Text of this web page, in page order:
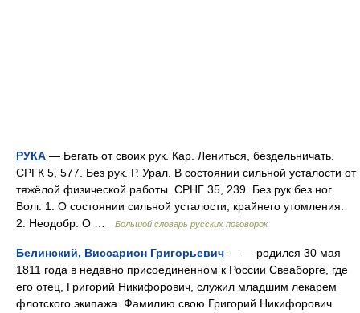
РУКА — Бегать от своих рук. Кар. Лениться, бездельничать.
СРГК 5, 577. Без рук. Р. Урал. В состоянии сильной усталости от
тяжёлой физической работы. СРНГ 35, 239. Без рук без ног.
Волг. 1. О состоянии сильной усталости, крайнего утомления.
2. Неодобр. О …
Большой словарь русских поговорок
Белинский, Виссарион Григорьевич — — родился 30 мая
1811 года в недавно присоединенном к России Свеаборге, где
его отец, Григорий Никифорович, служил младшим лекарем
флотского экипажа. Фамилию свою Григорий Никифорович